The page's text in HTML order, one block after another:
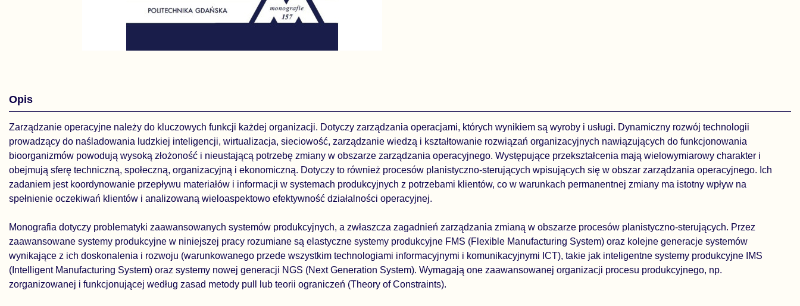
Opis
Zarządzanie operacyjne należy do kluczowych funkcji każdej organizacji. Dotyczy zarządzania operacjami, których wynikiem są wyroby i usługi. Dynamiczny rozwój technologii
prowadzący do naśladowania ludzkiej inteligencji, wirtualizacja, sieciowość, zarządzanie wiedzą i kształtowanie rozwiązań organizacyjnych nawiązujących do funkcjonowania
bioorganizmów powodują wysoką złożoność i nieustającą potrzebę zmiany w obszarze zarządzania operacyjnego. Występujące przekształcenia mają wielowymiarowy charakter i
obejmują sferę techniczną, społeczną, organizacyjną i ekonomiczną. Dotyczy to również procesów planistyczno-sterujących wpisujących się w obszar zarządzania operacyjnego. Ich
zadaniem jest koordynowanie przepływu materiałów i informacji w systemach produkcyjnych z potrzebami klientów, co w warunkach permanentnej zmiany ma istotny wpływ na
spełnienie oczekiwań klientów i analizowaną wieloaspektowo efektywność działalności operacyjnej.
Monografia dotyczy problematyki zaawansowanych systemów produkcyjnych, a zwłaszcza zagadnień zarządzania zmianą w obszarze procesów planistyczno-sterujących. Przez
zaawansowane systemy produkcyjne w niniejszej pracy rozumiane są elastyczne systemy produkcyjne FMS (Flexible Manufacturing System) oraz kolejne generacje systemów
wynikające z ich doskonalenia i rozwoju (warunkowanego przede wszystkim technologiami informacyjnymi i komunikacyjnymi ICT), takie jak inteligentne systemy produkcyjne IMS
(Intelligent Manufacturing System) oraz systemy nowej generacji NGS (Next Generation System). Wymagają one zaawansowanej organizacji procesu produkcyjnego, np.
zorganizowanej i funkcjonującej według zasad metody pull lub teorii ograniczeń (Theory of Constraints).